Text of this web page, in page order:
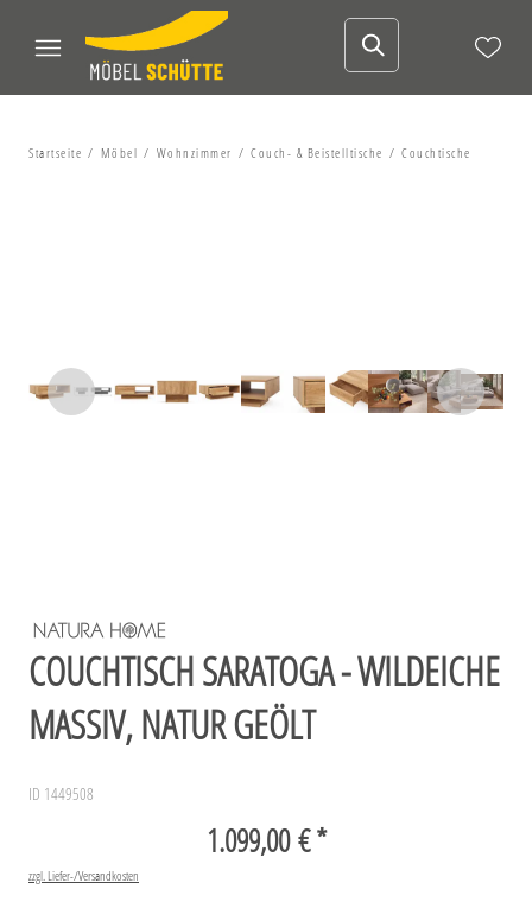
Startseite Möbel Wohnzimmer Couch- & Beistelltische Couchtische
COUCHTISCH SARATOGA - WILDEICHE
MASSIV, NATUR GEÖLT
ID 1449508
1.099,00 € *
zzgl. Liefer-/Versandkosten